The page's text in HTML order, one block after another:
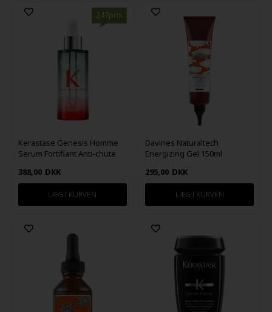
247pris
Kerastase Genesis Homme
Serum Fortifiant Anti-chute
388,00 DKK
Davines Naturaltech
Energizing Gel 150ml
295,00 DKK